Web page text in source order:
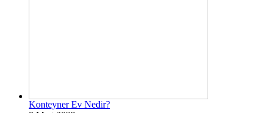
Konteyner Ev Nedir?